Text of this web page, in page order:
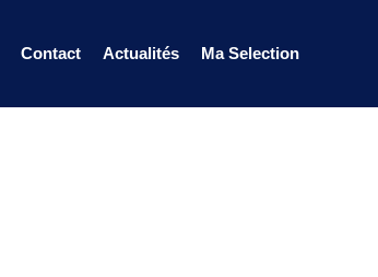
Contact Actualités Ma Selection